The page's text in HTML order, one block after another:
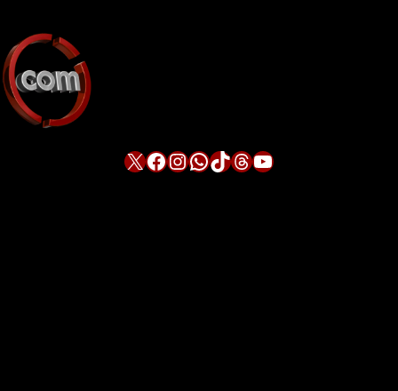
X Facebook InstagramWhatsApp TikTok Threads YouTube